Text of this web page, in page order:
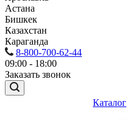
Астана
Бишкек
Казахстан
Караганда
8-800-700-62-44
09:00 - 18:00
Заказать звонок
Каталог